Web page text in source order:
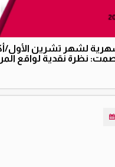
لشهر تشرين الأول/
نظرة نقدية لواقع